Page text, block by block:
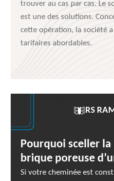
trouver au cas par cas. Le
est une des solutions.
cette opération, la société
tarifaires abordables.
RS
Pourquoi sceller
brique poreuse
Si votre cheminée est